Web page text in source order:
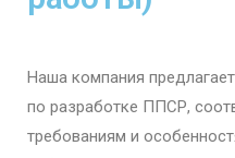
Наша компания
по разработке ППСР,
требованиям и